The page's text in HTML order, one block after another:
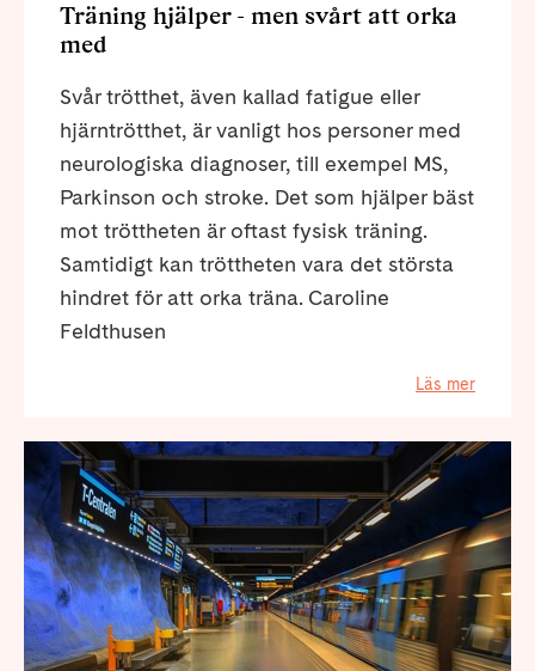
Träning hjälper - men svårt att orka
med
Svår trötthet, även kallad fatigue eller
hjärntrötthet, är vanligt hos personer med
neurologiska diagnoser, till exempel MS,
Parkinson och stroke. Det som hjälper bäst
mot tröttheten är oftast fysisk träning.
Samtidigt kan tröttheten vara det största
hindret för att orka träna. Caroline
Feldthusen
Läs mer